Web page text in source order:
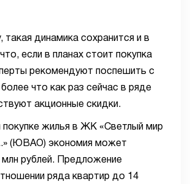
такая динамика сохранится и в
если в планах стоит покупка
рекомендуют поспешить с
что как раз сейчас в ряде
акционные скидки.
покупке жилья в ЖК «Светлый мир
(ЮВАО) экономия может
млн рублей. Предложение
ряда квартир до 14